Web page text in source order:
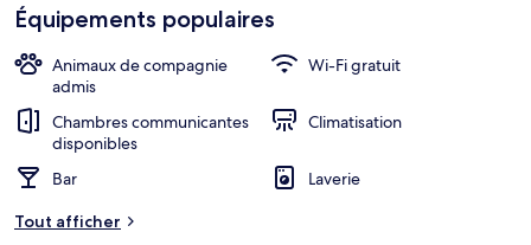
Équipements populaires
Animaux de compagnie
admis
Wi-Fi gratuit
Chambres communicantes
disponibles
Climatisation
Bar
Laverie
Tout afficher